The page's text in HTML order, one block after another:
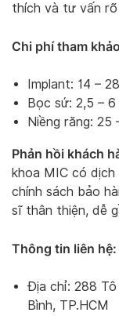
thích và tư vấn rõ
Chi phí tham
Implant: 14 –
Bọc sứ: 2,5 –
Niềng răng: 25
Phản hồi khách
khoa MIC có
chính sách bảo
sĩ thân thiện, dễ
Thông tin liên hệ:
Địa chỉ: 288 Tô
Bình, TP.HCM